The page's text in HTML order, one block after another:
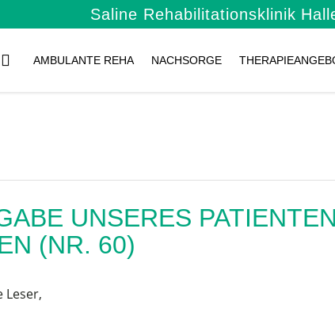
Saline Rehabilitationsklinik
AMBULANTE REHA NACHSORGE
UNSERES
(NR. 60)
Leser,